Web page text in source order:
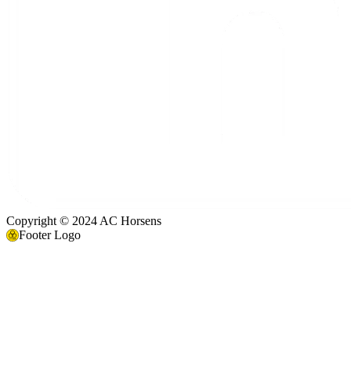
Copyright © 2024 AC Horsens
Footer Logo